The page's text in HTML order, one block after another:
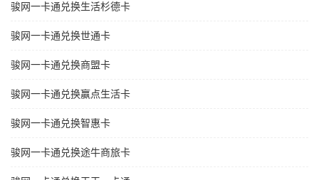
骏网一卡通兑换生活杉德卡
骏网一卡通兑换世通卡
骏网一卡通兑换商盟卡
骏网一卡通兑换赢点生活卡
骏网一卡通兑换智惠卡
骏网一卡通兑换途牛商旅卡